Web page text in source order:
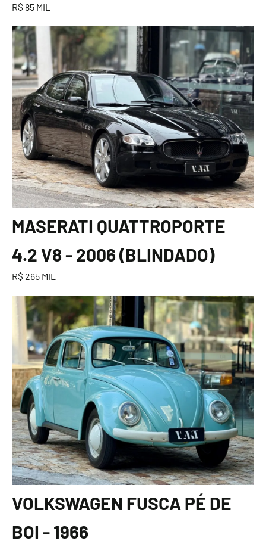
R$ 85 MIL
MASERATI QUATTROPORTE
4.2 V8 - 2006 (BLINDADO)
R$ 265 MIL
VOLKSWAGEN FUSCA PÉ DE
BOI - 1966